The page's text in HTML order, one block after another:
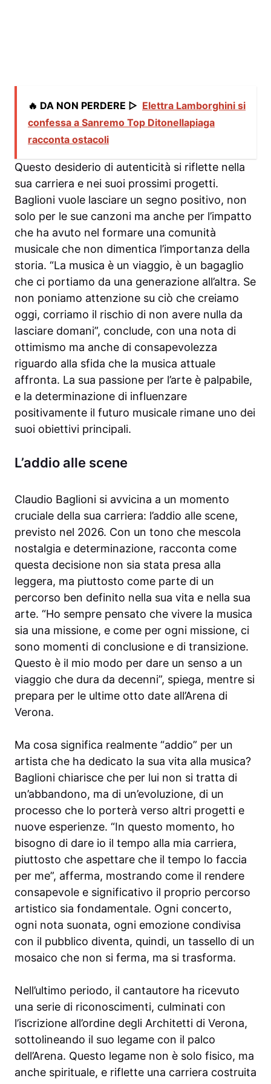
🔥 DA NON PERDERE ▷ Elettra Lamborghini si
confessa a Sanremo Top Ditonellapiaga
racconta ostacoli
Questo desiderio di autenticità si riflette nella
sua carriera e nei suoi prossimi progetti.
Baglioni vuole lasciare un segno positivo, non
solo per le sue canzoni ma anche per l’impatto
che ha avuto nel formare una comunità
musicale che non dimentica l’importanza della
storia. “La musica è un viaggio, è un bagaglio
che ci portiamo da una generazione all’altra. Se
non poniamo attenzione su ciò che creiamo
oggi, corriamo il rischio di non avere nulla da
lasciare domani”, conclude, con una nota di
ottimismo ma anche di consapevolezza
riguardo alla sfida che la musica attuale
affronta. La sua passione per l’arte è palpabile,
e la determinazione di influenzare
positivamente il futuro musicale rimane uno dei
suoi obiettivi principali.
L’addio alle scene
Claudio Baglioni si avvicina a un momento
cruciale della sua carriera: l’addio alle scene,
previsto nel 2026. Con un tono che mescola
nostalgia e determinazione, racconta come
questa decisione non sia stata presa alla
leggera, ma piuttosto come parte di un
percorso ben definito nella sua vita e nella sua
arte. “Ho sempre pensato che vivere la musica
sia una missione, e come per ogni missione, ci
sono momenti di conclusione e di transizione.
Questo è il mio modo per dare un senso a un
viaggio che dura da decenni”, spiega, mentre si
prepara per le ultime otto date all’Arena di
Verona.
Ma cosa significa realmente “addio” per un
artista che ha dedicato la sua vita alla musica?
Baglioni chiarisce che per lui non si tratta di
un’abbandono, ma di un’evoluzione, di un
processo che lo porterà verso altri progetti e
nuove esperienze. “In questo momento, ho
bisogno di dare io il tempo alla mia carriera,
piuttosto che aspettare che il tempo lo faccia
per me”, afferma, mostrando come il rendere
consapevole e significativo il proprio percorso
artistico sia fondamentale. Ogni concerto,
ogni nota suonata, ogni emozione condivisa
con il pubblico diventa, quindi, un tassello di un
mosaico che non si ferma, ma si trasforma.
Nell’ultimo periodo, il cantautore ha ricevuto
una serie di riconoscimenti, culminati con
l’iscrizione all’ordine degli Architetti di Verona,
sottolineando il suo legame con il palco
dell’Arena. Questo legame non è solo fisico, ma
anche spirituale, e riflette una carriera costruita